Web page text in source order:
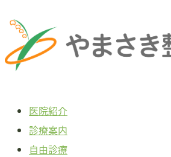
へ
医院紹介
診療案内
自由診療